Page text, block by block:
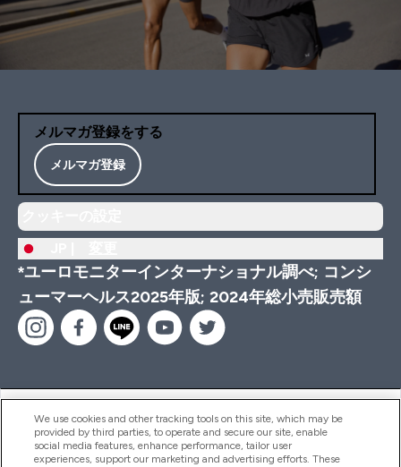
メルマガ登録をする
メルマガ登録
*ユーロモニターインターナショナル調べ; コンシ
ューマーヘルス2025年版; 2024年総小売販売額
ヘルプ＆ガイド
We use cookies and other tracking tools on this site, which may be
provided by third parties, to operate and secure our site, enable
social media features, enhance performance, tailor user
experiences, support our marketing and advertising efforts. These